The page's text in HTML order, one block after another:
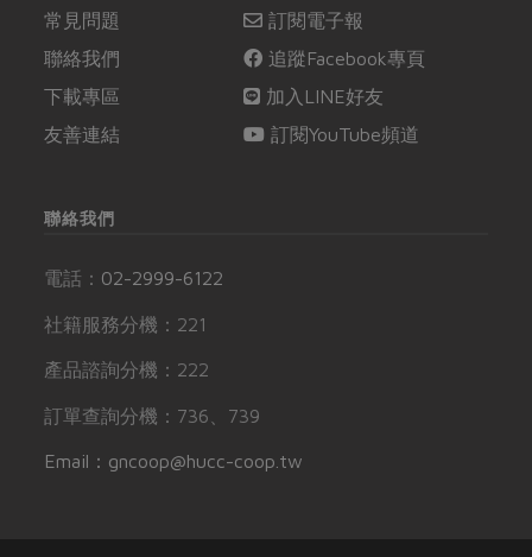
常見問題
聯絡我們
下載專區
友善連結
訂閱電子報
追蹤Facebook專頁
加入LINE好友
訂閱YouTube頻道
聯絡我們
電話： 02-2999-6122
社籍服務分機：221
產品諮詢分機：222
訂單查詢分機：736、739
Email：gncoop@hucc-coop.tw